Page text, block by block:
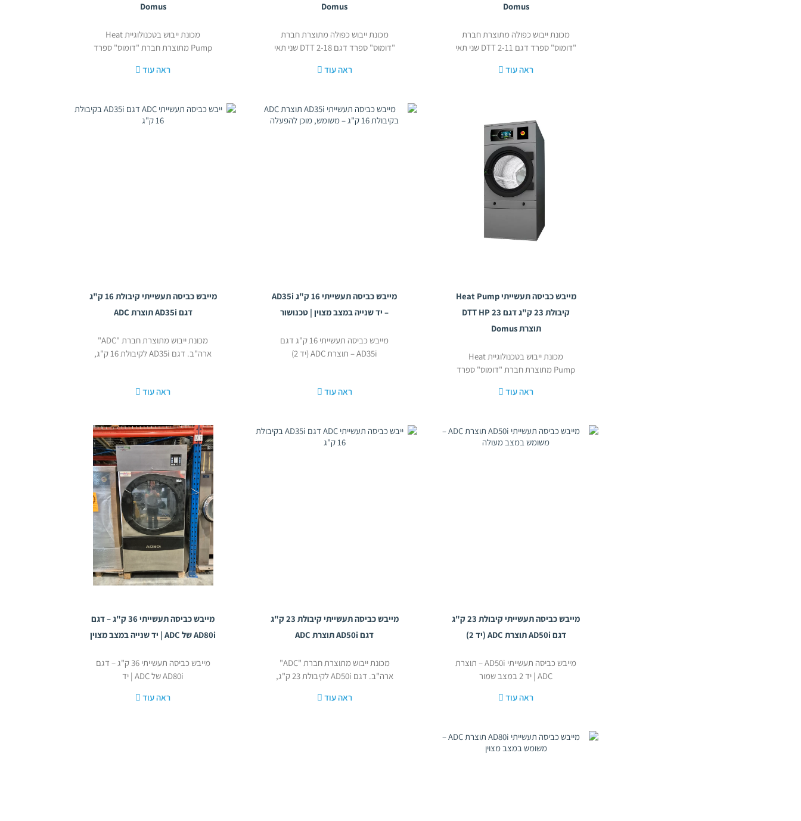
Domus
מכונת ייבוש כפולה מתוצרת חברת
"דומוס" ספרד דגם DTT 2-11 שני תאי
ראה עוד
Domus
מכונת ייבוש כפולה מתוצרת חברת
"דומוס" ספרד דגם DTT 2-18 שני תאי
ראה עוד
Domus
מכונת ייבוש בטכנולוגיית Heat
Pump מתוצרת חברת "דומוס" ספרד
ראה עוד
מייבש כביסה תעשייתי Heat Pump
קיבולת 23 ק"ג דגם DTT HP 23
תוצרת Domus
מכונת ייבוש בטכנולוגיית Heat
Pump מתוצרת חברת "דומוס" ספרד
ראה עוד
מייבש כביסה תעשייתי 16 ק"ג AD35i
– יד שנייה במצב מצוין | טכנושור
מייבש כביסה תעשייתי 16 ק"ג דגם
AD35i – תוצרת ADC (יד 2)
ראה עוד
מייבש כביסה תעשייתי קיבולת 16 ק"ג
דגם AD35i תוצרת ADC
מכונת ייבוש מתוצרת חברת "ADC"
ארה"ב. דגם AD35i לקיבולת 16 ק"ג,
ראה עוד
מייבש כביסה תעשייתי קיבולת 23 ק"ג
דגם AD50i תוצרת ADC (יד 2)
מייבש כביסה תעשייתי AD50i – תוצרת
ADC | יד 2 במצב שמור
ראה עוד
מייבש כביסה תעשייתי קיבולת 23 ק"ג
דגם AD50i תוצרת ADC
מכונת ייבוש מתוצרת חברת "ADC"
ארה"ב. דגם AD50i לקיבולת 23 ק"ג,
ראה עוד
מייבש כביסה תעשייתי 36 ק"ג – דגם
AD80i של ADC | יד שנייה במצב מצוין
מייבש כביסה תעשייתי 36 ק"ג – דגם
AD80i של ADC | יד
ראה עוד